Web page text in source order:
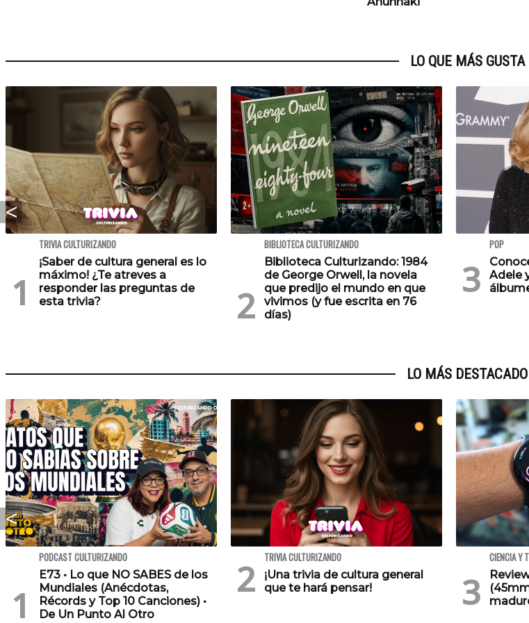
LO QUE MÁS GUSTA
TRIVIA CULTURIZANDO
¡Saber de cultura general es lo
máximo! ¿Te atreves a
responder las preguntas de
esta trivia?
BIBLIOTECA CULTURIZANDO
Biblioteca Culturizando: 1984
de George Orwell, la novela
que predijo el mundo en que
vivimos (y fue escrita en 76
días)
POP
Adele
LO MÁS DESTACADO
PODCAST CULTURIZANDO
E73 • Lo que NO SABES de los
Mundiales (Anécdotas,
Récords y Top 10 Canciones) •
De Un Punto Al Otro
TRIVIA CULTURIZANDO
¡Una trivia de cultura general
que te hará pensar!
CIENCIA Y